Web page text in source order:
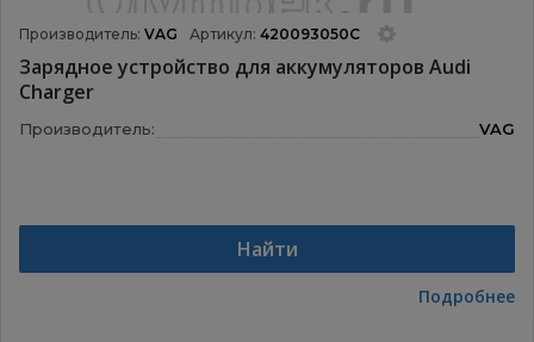
Производитель: VAG Артикул: 420093050C
Зарядное устройство для аккумуляторов Audi
Charger
Производитель: VAG
Найти
Подробнее